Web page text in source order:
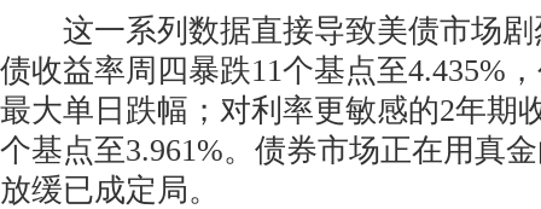
这一系列数据直接导致美债市场剧
债收益率周四暴跌11个基点至4.435%
最大单日跌幅；对利率更敏感的2年期
个基点至3.961%。债券市场正在用真
放缓已成定局。